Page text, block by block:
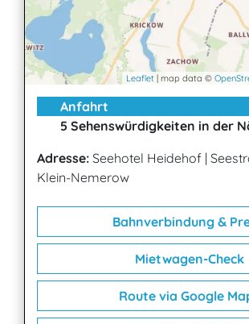
Leaflet | map data ©
Anfahrt
5 Sehenswürdigkeiten in der
Adresse: Seehotel Heidehof |
Klein-Nemerow
Bahnverbindung &
Mietwagen-Check
Route via Google